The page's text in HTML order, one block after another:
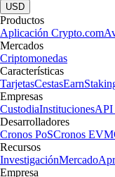
USD
Productos
Aplicación Crypto.com
Mercados
Criptomonedas
Características
TarjetasCestasEarn
Empresas
CustodiaInstitucionesAPI
Desarrolladores
Cronos PoSCronos EVM
Recursos
InvestigaciónMercado
Empresa